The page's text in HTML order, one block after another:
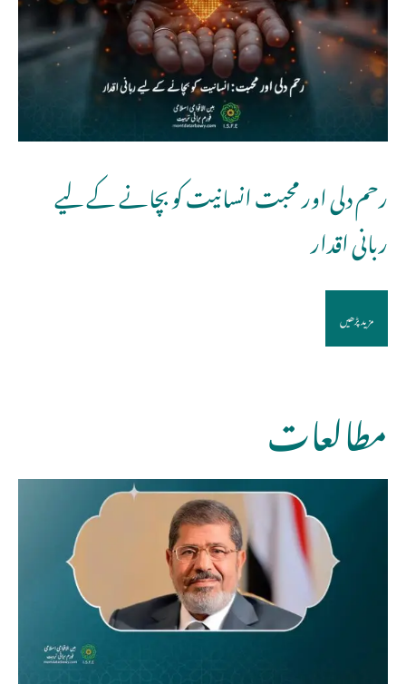
رحم دلی اور محبت انسانیت کو بچانے کے لیے
ربانی اقدار
مزید پڑھیں
مطالعات